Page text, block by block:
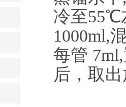
冷至55℃
1000ml,
每管
后，取